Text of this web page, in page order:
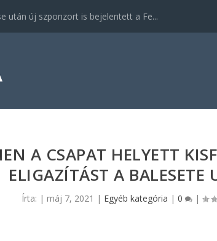
után új szponzort is bejelentett a Fe...
A CSAPAT HELYETT
ELIGAZÍTÁST A BALESETE
Írta: | máj 7, 2021 | Egyéb kategória | 0 |